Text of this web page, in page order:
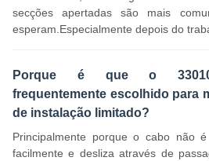
secções apertadas são mais
esperam.Especialmente depois do
Porque é que o 330101-
frequentemente escolhido para
de instalação limitado?
Principalmente porque o cabo não
facilmente e desliza através de